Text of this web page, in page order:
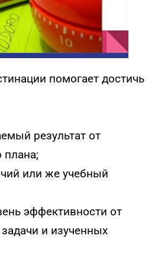
помогает достичь
результат от
плана;
или же учебный
эффективности от
и изученных